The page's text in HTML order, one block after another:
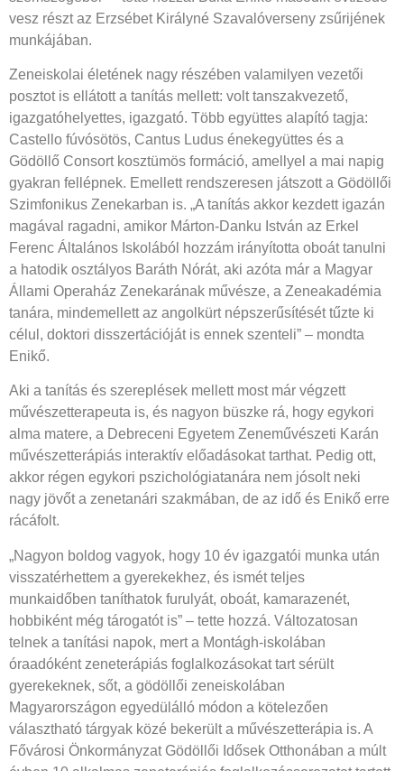
vesz részt az Erzsébet Királyné Szavalóver­seny zsűrijének
munkájában.
Zeneiskolai életének nagy részében valamilyen vezetői
posztot is ellátott a tanítás mellett: volt tanszakvezető,
igazgatóhelyettes, igazgató. Több együttes alapító tagja:
Castello fúvósötös, Cantus Ludus énekegyüttes és a
Gödöllő Consort kosztümös formáció, amellyel a mai napig
gyakran fellépnek. Emellett rendszeresen játszott a Gödöllői
Szimfonikus Zenekarban is. „A tanítás akkor kezdett igazán
magával ragadni, amikor Márton-Danku István az Erkel
Ferenc Általános Iskolából hozzám irányította oboát tanulni
a hatodik osztályos Baráth Nórát, aki azóta már a Magyar
Állami Operaház Zenekarának művésze, a Zeneakadémia
tanára, mindemellett az angolkürt népszerűsítését tűzte ki
célul, doktori disszertációját is ennek szenteli” – mondta
Enikő.
Aki a tanítás és szereplések mellett most már végzett
művészetterapeuta is, és nagyon büszke rá, hogy egykori
alma matere, a Debreceni Egyetem Zeneművészeti Karán
művészetterápiás interaktív előadásokat tarthat. Pedig ott,
akkor régen egykori pszichológiatanára nem jósolt neki
nagy jövőt a zenetanári szakmában, de az idő és Enikő erre
rácáfolt.
„Nagyon boldog vagyok, hogy 10 év igazgatói munka után
visszatérhettem a gyerekekhez, és ismét teljes
munkaidőben taníthatok furulyát, oboát, kamarazenét,
hobbiként még tárogatót is” – tette hozzá. Változatosan
telnek a tanítási napok, mert a Montágh-iskolában
óraadóként zeneterápiás foglalkozásokat tart sérült
gyerekeknek, sőt, a gödöllői zeneiskolában
Magyarországon egyedülálló módon a kötelezően
választható tárgyak közé bekerült a művészetterápia is. A
Fővárosi Önkormányzat Gödöllői Idősek Otthonában a múlt